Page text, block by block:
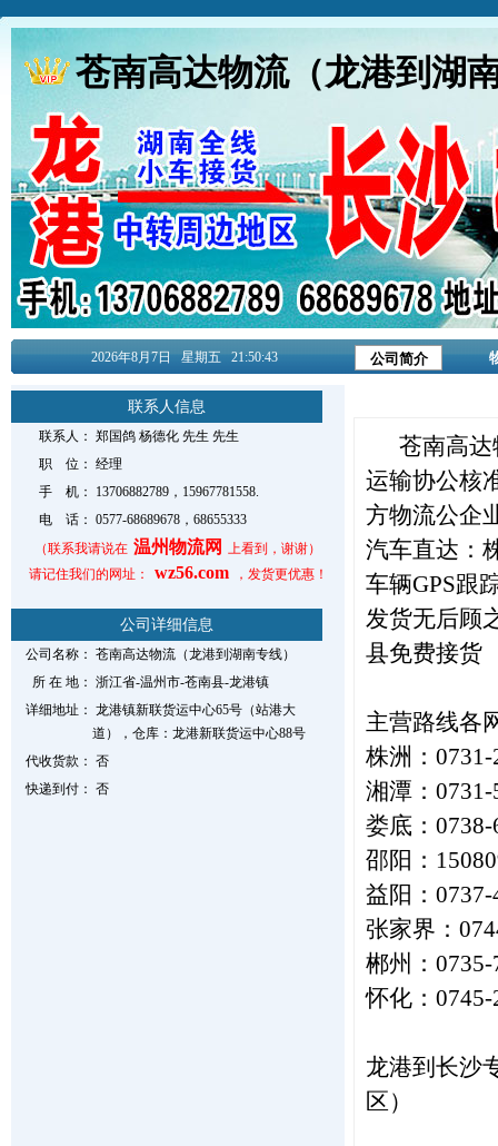
苍南高达物流（龙港到湖
2026年8月7日 星期五 21:50:43 公司简介
联系人信息
联系人： 郑国鸽 杨德化 先生 先生
职 位： 经理
手 机：
13706882789，15967781558.
电 话： 0577-68689678，68655333
（联系我请说在 温州物流网 上看到，谢谢）
请记住我们的网址：
wz56.com ，发货更优惠！
公司详细信息
公司名称： 苍南高达物流（龙港到湖南专线）
所 在 地： 浙江省-温州市-苍南县-龙港镇
详细地址： 龙港镇新联货运中心65号（站港大
道），仓库：龙港新联货运中心88号
代收货款： 否
快递到付： 否
苍南高
运输协公核
方物流公企
汽车直达：
车辆GPS跟
发货无后顾
县免费接货
主营路线各
株洲：
湘潭：
娄底：
邵阳：
益阳：
张家界：
郴州：
怀化：
龙港到长沙
区）